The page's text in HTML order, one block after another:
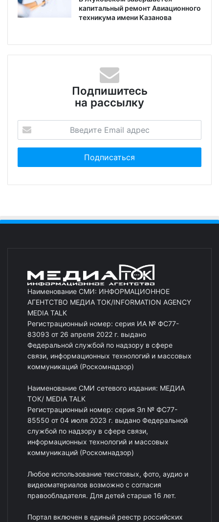
капитальный ремонт Авиационного
техникума имени Казанова
Подпишитесь
на рассылку
Наименование СМИ: ИНФОРМАЦИОННОЕ
АГЕНТСТВО МЕДИА ТОК/INFORMATION AGENCY
MEDIA TALK
Регистрационный номер: серия ИА № ФС77-
83093 от 26 апреля 2022 г. выдано
Федеральной службой по надзору в сфере
связи, информационных технологий и массовых
коммуникаций (Роскомнадзор)
Наименование СМИ сетевого издания: МЕДИА
ТОК/ MEDIA TALK
Регистрационный номер: серия Эл № ФС77-
85550 от 04 июля 2023 г. выдано Федеральной
службой по надзору в сфере связи,
информационных технологий и массовых
коммуникаций (Роскомнадзор)
Любое использование текстовых, фото, аудио и
видеоматериалов возможно с согласия
правообладателя. Для детей старше 16 лет.
Портал включен в единый реестр российских